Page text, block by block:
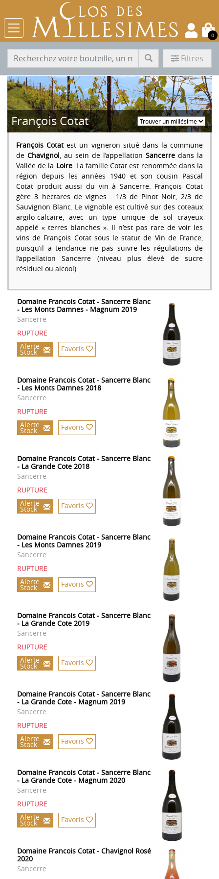
0
Filtres
François Cotat
François Cotat est un vigneron situé dans la commune
de Chavignol, au sein de l’appellation Sancerre dans la
Vallée de la Loire. La famille Cotat est renommée dans la
région depuis les années 1940 et son cousin Pascal
Cotat produit aussi du vin à Sancerre. François Cotat
gère 3 hectares de vignes : 1/3 de Pinot Noir, 2/3 de
Sauvignon Blanc. Le vignoble est cultivé sur des coteaux
argilo-calcaire, avec un type unique de sol crayeux
appelé « terres blanches ». Il n’est pas rare de voir les
vins de François Cotat sous le statut de Vin de France,
puisqu’il a tendance ne pas suivre les régulations de
l’appellation Sancerre (niveau plus élevé de sucre
résiduel ou alcool).
Domaine Francois Cotat - Sancerre Blanc
- Les Monts Damnes - Magnum 2019
Sancerre
RUPTURE
Alerte
Stock Favoris
Domaine Francois Cotat - Sancerre Blanc
- Les Monts Damnes 2018
Sancerre
RUPTURE
Alerte
Stock Favoris
Domaine Francois Cotat - Sancerre Blanc
- La Grande Cote 2018
Sancerre
RUPTURE
Alerte
Stock Favoris
Domaine Francois Cotat - Sancerre Blanc
- Les Monts Damnes 2019
Sancerre
RUPTURE
Alerte
Stock Favoris
Domaine Francois Cotat - Sancerre Blanc
- La Grande Cote 2019
Sancerre
RUPTURE
Alerte
Stock Favoris
Domaine Francois Cotat - Sancerre Blanc
- La Grande Cote - Magnum 2019
Sancerre
RUPTURE
Alerte
Stock Favoris
Domaine Francois Cotat - Sancerre Blanc
- La Grande Cote - Magnum 2020
Sancerre
RUPTURE
Alerte
Stock Favoris
Domaine Francois Cotat - Chavignol Rosé
2020
Sancerre